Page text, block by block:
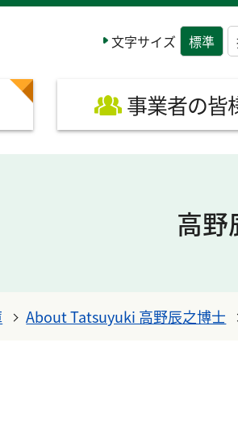
文字サイズ 標準
事業者の皆
高野
About Tatsuyuki 高野辰之博士